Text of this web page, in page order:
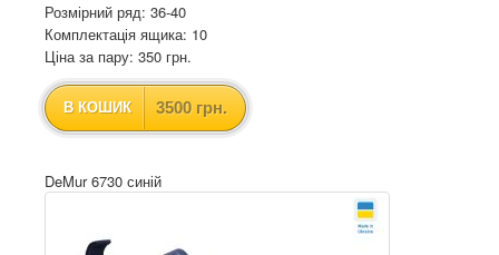
Розмірний ряд: 36-40
Комплектація ящика: 10
Ціна за пару: 350 грн.
В КОШИК 3500 грн.
DeMur 6730 синій